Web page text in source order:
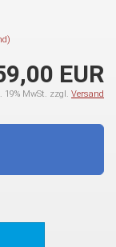
EUR
19% MwSt. zzgl. Versand